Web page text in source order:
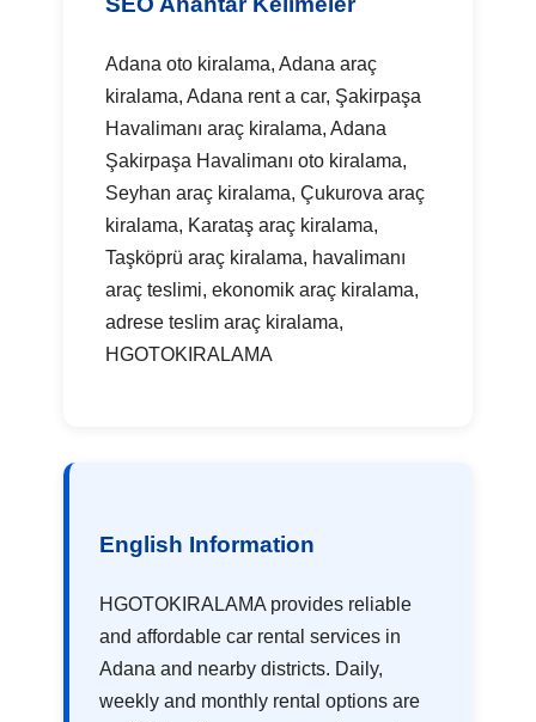
Adana oto kiralama, Adana araç
kiralama, Adana rent a car, Şakirpaşa
Havalimanı araç kiralama, Adana
Şakirpaşa Havalimanı oto kiralama,
Seyhan araç kiralama, Çukurova araç
kiralama, Karataş araç kiralama,
Taşköprü araç kiralama, havalimanı
araç teslimi, ekonomik araç kiralama,
adrese teslim araç kiralama,
HGOTOKIRALAMA
English Information
HGOTOKIRALAMA provides reliable
and affordable car rental services in
Adana and nearby districts. Daily,
weekly and monthly rental options are